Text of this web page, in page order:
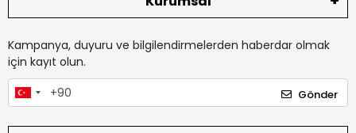
Kampanya, duyuru ve bilgilendirmelerden haberdar olmak
için kayıt olun.
Gönder